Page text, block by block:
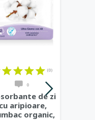
(0)
0
de zi
cu aripioare,
organic,